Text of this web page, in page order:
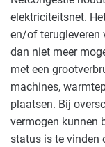
elektriciteitsnet.
en/of terugleveren
dan niet meer
met een
machines,
plaatsen. Bij
vermogen kunnen
status is te vinden